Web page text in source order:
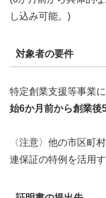
し込み可能。)
対象者の要件
特定創業支援等事業
始6か月前から創業後
〈注意〉他の市区町
連保証の特例を活用